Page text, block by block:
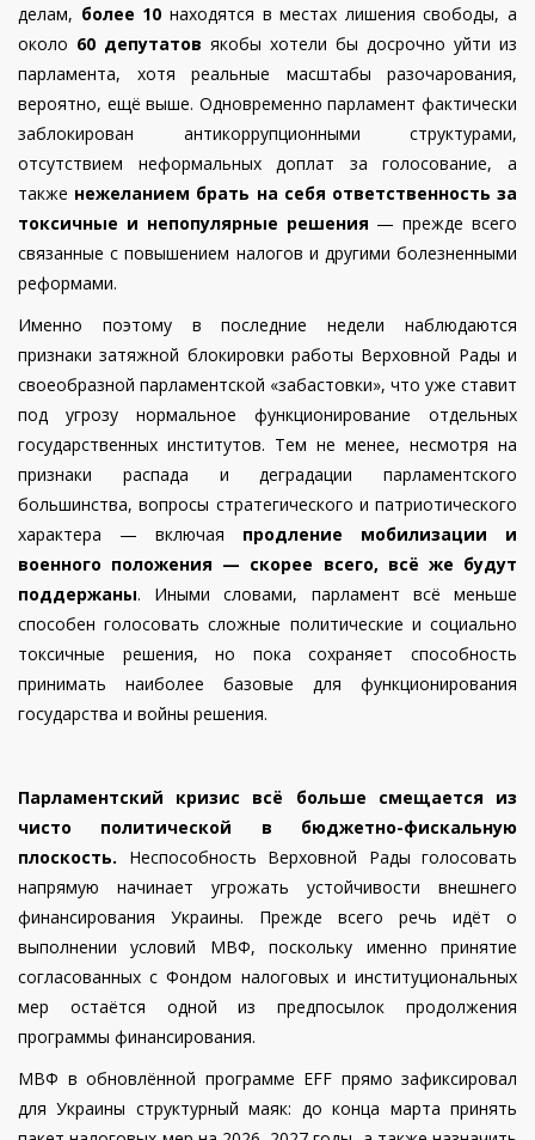
делам, более 10 находятся в местах лишения свободы, а
около 60 депутатов якобы хотели бы досрочно уйти из
парламента, хотя реальные масштабы разочарования,
вероятно, ещё выше. Одновременно парламент фактически
заблокирован антикоррупционными структурами,
отсутствием неформальных доплат за голосование, а
также нежеланием брать на себя ответственность за
токсичные и непопулярные решения — прежде всего
связанные с повышением налогов и другими болезненными
реформами.
Именно поэтому в последние недели наблюдаются
признаки затяжной блокировки работы Верховной Рады и
своеобразной парламентской «забастовки», что уже ставит
под угрозу нормальное функционирование отдельных
государственных институтов. Тем не менее, несмотря на
признаки распада и деградации парламентского
большинства, вопросы стратегического и патриотического
характера — включая продление мобилизации и
военного положения — скорее всего, всё же будут
поддержаны. Иными словами, парламент всё меньше
способен голосовать сложные политические и социально
токсичные решения, но пока сохраняет способность
принимать наиболее базовые для функционирования
государства и войны решения.
Парламентский кризис всё больше смещается из
чисто политической в бюджетно-фискальную
плоскость. Неспособность Верховной Рады голосовать
напрямую начинает угрожать устойчивости внешнего
финансирования Украины.
Прежде всего речь идёт о
выполнении условий МВФ, поскольку именно принятие
согласованных с Фондом налоговых и институциональных
мер остаётся одной из предпосылок продолжения
программы финансирования.
МВФ в обновлённой программе EFF прямо зафиксировал
для Украины структурный маяк: до конца марта принять